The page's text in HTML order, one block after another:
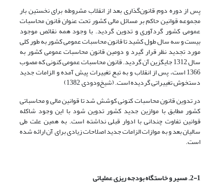
پس از دوره دوم قانون‌گذاری بعد از انقلاب مشروطه برای نخستین بار
مجموعه قوانین حاکم بر مسائل مالی کشور تحت عنوان قانون محاسبات
عمومی کشور گردآوری و تدوین گردید. با وجود همه نقائص موجود
بیست و سه سال طول کشید تا قانون محاسبات عمومی کشور به طور کلی
مورد تجدید نظر قرار گیرد و دومین قانون محاسبات عمومی کشور به
سال 1312 جایگزین آن گردید. قانون محاسبات عمومی کنونی که مصوب
1366 است، پس از انقلاب و به تبع تغییرات پیش آمده و الزامات جدید
دستخوش تغییراتی گردیده است. (شیخ‌ودودی, 1382)
در تدوین قانون محاسبات کنونی کوشش شد تا قوانین مالی و محاسباتی
کشور مطابق با موازین جدید کشور تدوین شود با این وجود شاکله
قوانین تفاوت چندانی با ادوار قبلی نداشته است. به همین علت طی
سالیان بعد و به موازات الزامات جدید اصلاحات زیادی برای آن ارائه شده
است.
2-1. مسیر و خاستگاه بودجه ریزی عملیاتی